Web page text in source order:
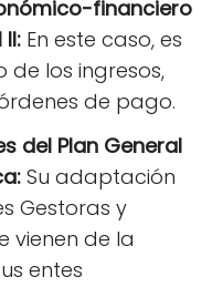
financiero
En este caso, es
los ingresos,
de pago.
del Plan General
Su adaptación
Gestoras y
vienen de la
entes